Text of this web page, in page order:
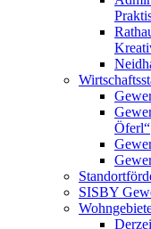
Öferl“
SISBY